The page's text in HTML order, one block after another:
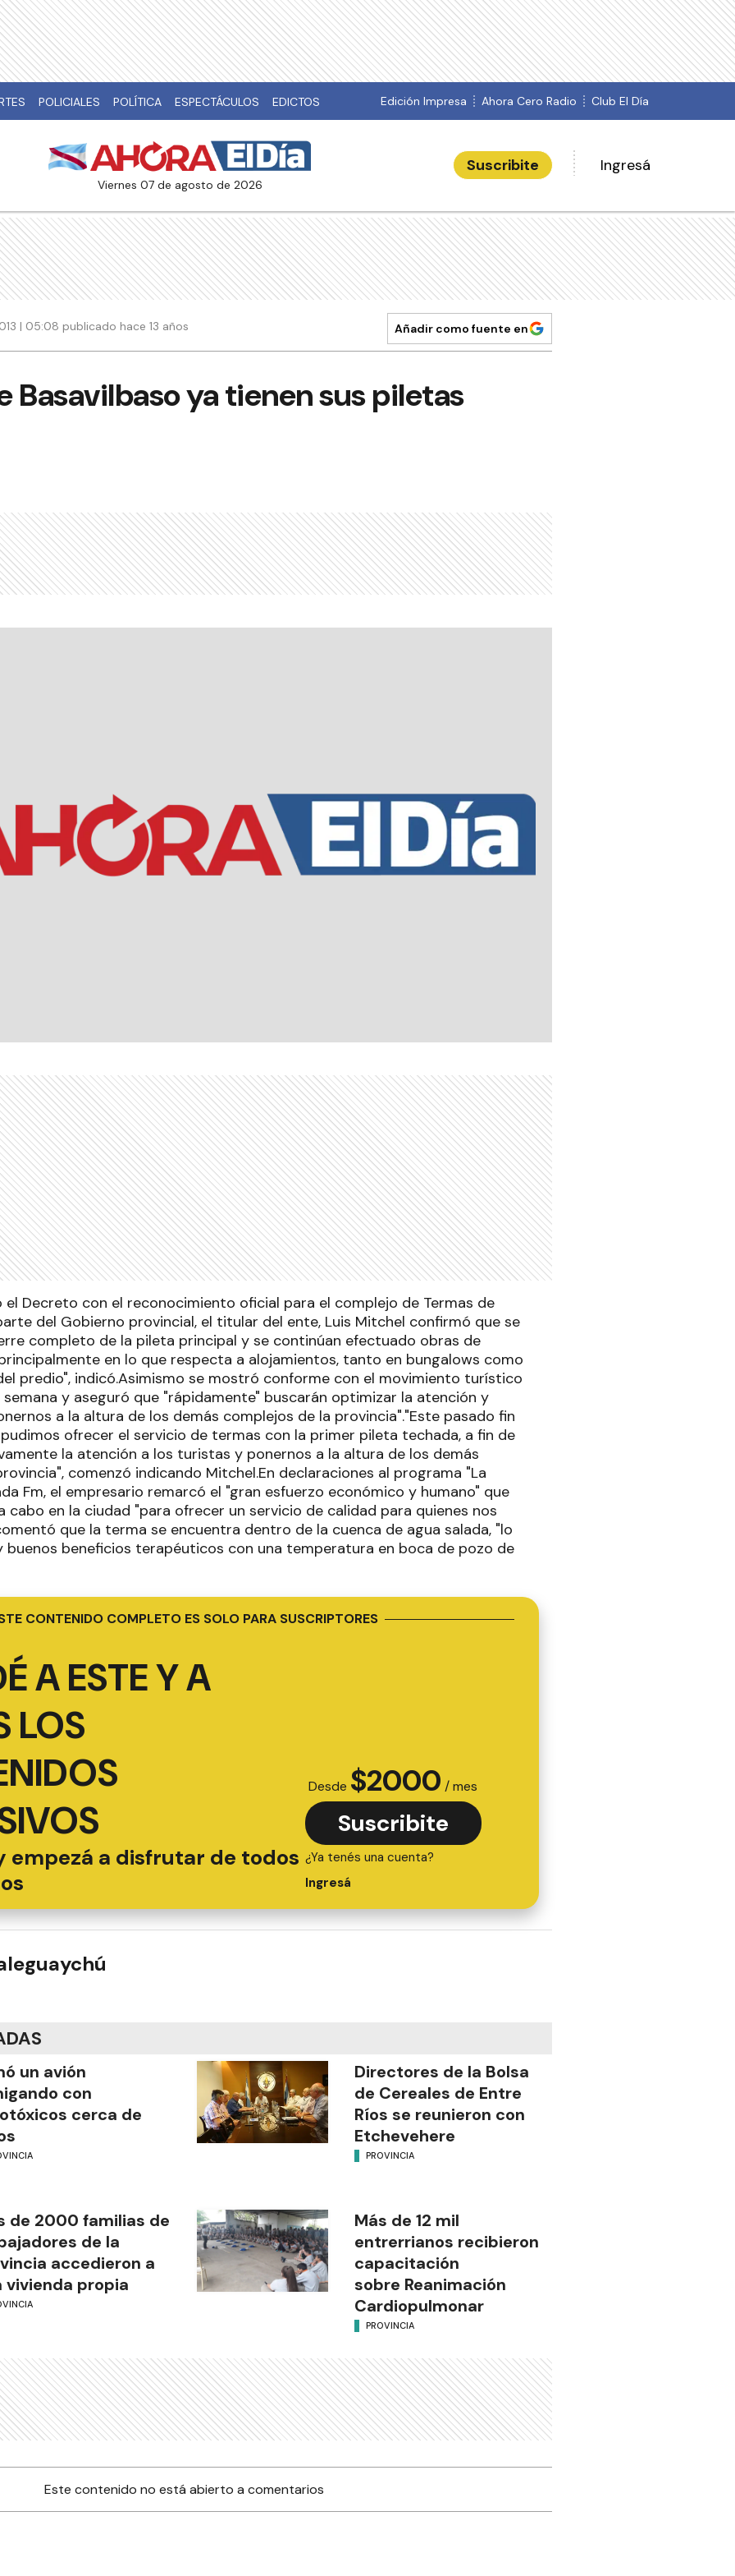
POLICIALES POLÍTICA ESPECTÁCULOS EDICTOS Edición Impresa Ahora Cero Radio Club El Día
viernes 07 de agosto de 2026
Suscribite Ingresá
| 05:08 publicado hace 13 años Añadir como fuente en
Basavilbaso ya tienen sus piletas
Decreto con el reconocimiento oficial para el complejo de Termas de
del Gobierno provincial, el titular del ente, Luis Mitchel confirmó que se
completo de la pileta principal y se continúan efectuado obras de
en lo que respecta a alojamientos, tanto en bungalows como
predio", indicó.Asimismo se mostró conforme con el movimiento turístico
y aseguró que "rápidamente" buscarán optimizar la atención y
a la altura de los demás complejos de la provincia"."Este pasado fin
ofrecer el servicio de termas con la primer pileta techada, a fin de
la atención a los turistas y ponernos a la altura de los demás
comenzó indicando Mitchel.En declaraciones al programa "La
Fm, el empresario remarcó el "gran esfuerzo económico y humano" que
cabo en la ciudad "para ofrecer un servicio de calidad para quienes nos
que la terma se encuentra dentro de la cuenca de agua salada, "lo
buenos beneficios terapéuticos con una temperatura en boca de pozo de
CONTENIDO COMPLETO ES SOLO PARA SUSCRIPTORES
A ESTE Y A
LOS
empezá a disfrutar de todos
Desde $2000 / mes
Suscribite
¿Ya tenés una cuenta?
Ingresá
un avión
con
cerca de
Directores de la Bolsa
de Cereales de Entre
Ríos se reunieron con
Etchevehere
PROVINCIA
de 2000 familias de
de la
accedieron a
vivienda propia
Más de 12 mil
entrerrianos recibieron
capacitación
sobre Reanimación
Cardiopulmonar
PROVINCIA
Este contenido no está abierto a comentarios